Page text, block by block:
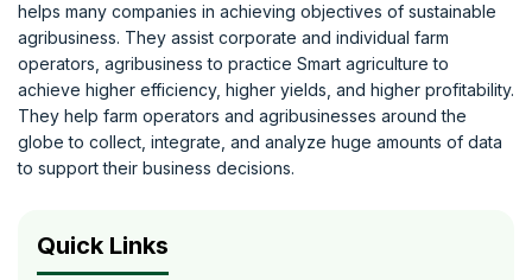
helps many companies in achieving objectives of sustainable
agribusiness. They assist corporate and individual farm
operators, agribusiness to practice Smart agriculture to
achieve higher efficiency, higher yields, and higher profitability.
They help farm operators and agribusinesses around the
globe to collect, integrate, and analyze huge amounts of data
to support their business decisions.
Quick Links